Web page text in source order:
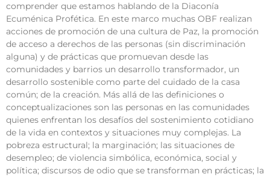
comprender que estamos hablando de la Diaconía
Ecuménica Profética. En este marco muchas OBF realizan
acciones de promoción de una cultura de Paz, la promoción
de acceso a derechos de las personas (sin discriminación
alguna) y de prácticas que promuevan desde las
comunidades y barrios un desarrollo transformador, un
desarrollo sostenible como parte del cuidado de la casa
común; de la creación. Más allá de las definiciones o
conceptualizaciones son las personas en las comunidades
quienes enfrentan los desafíos del sostenimiento cotidiano
de la vida en contextos y situaciones muy complejas. La
pobreza estructural; la marginación; las situaciones de
desempleo; de violencia simbólica, económica, social y
política; discursos de odio que se transforman en prácticas; la